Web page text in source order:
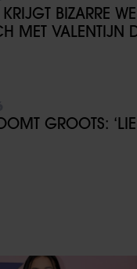
BIZARRE
MET VALENTIJN
GROOTS: